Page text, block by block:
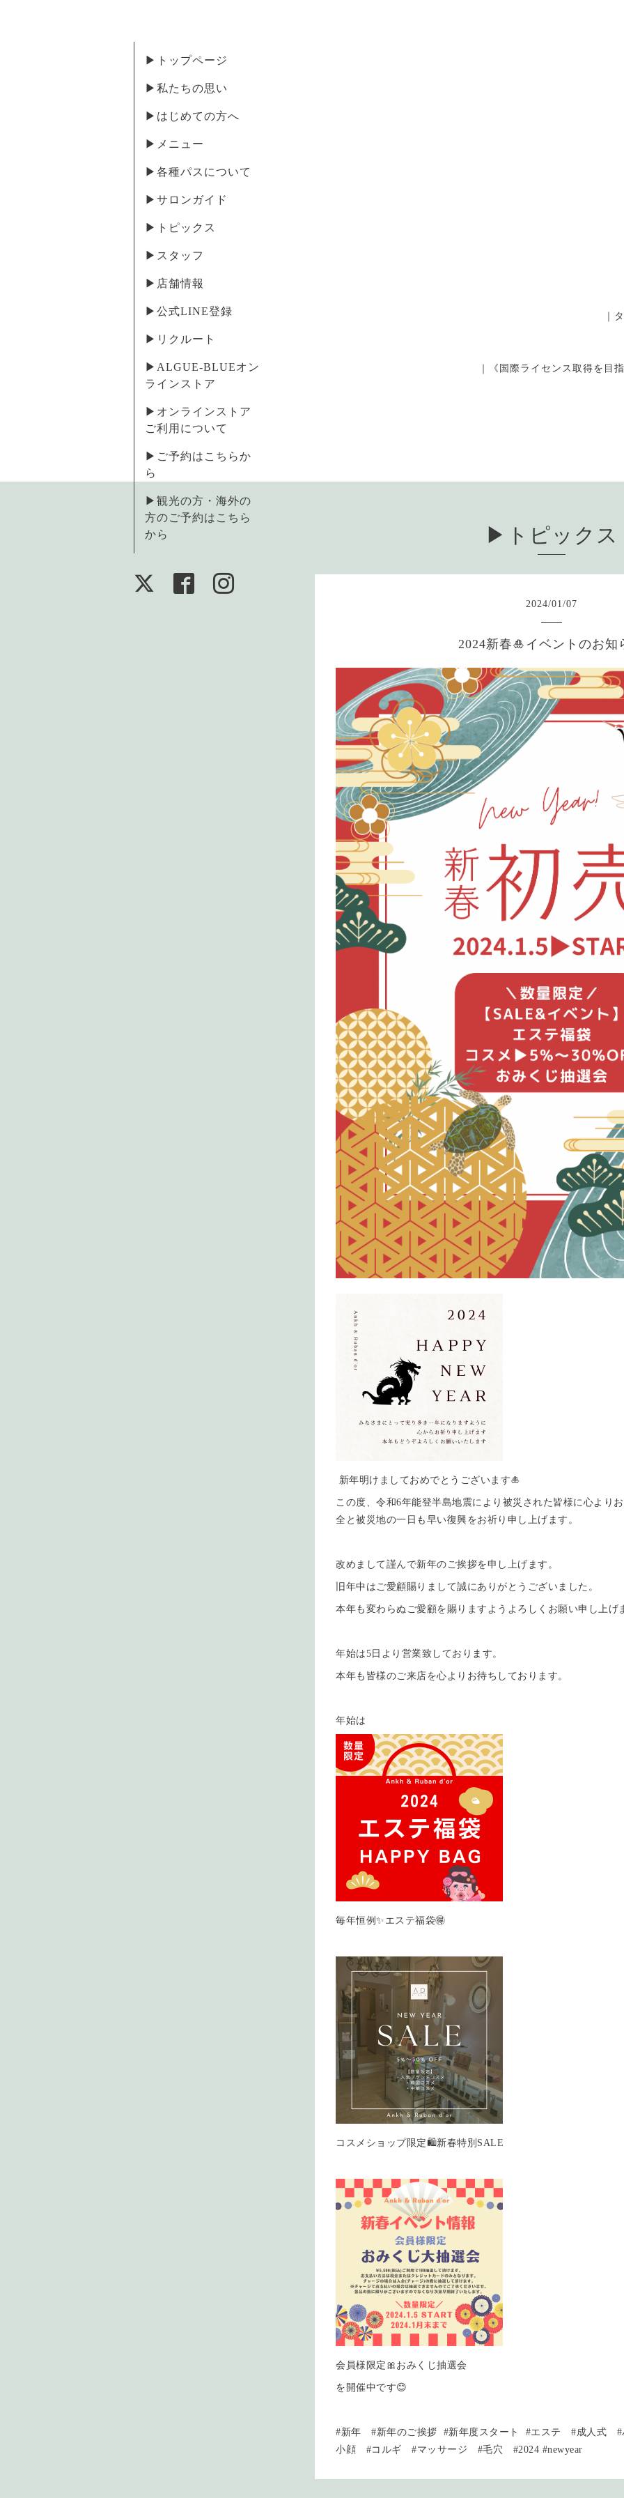
｜
｜《国際ライセンス取得を目
▶︎トップページ
▶︎私たちの思い
▶︎はじめての方へ
▶︎メニュー
▶︎各種パスについて
▶︎サロンガイド
▶︎トピックス
▶︎スタッフ
▶︎店舗情報
▶︎公式LINE登録
▶︎リクルート
▶︎ALGUE-BLUEオン
ラインストア
▶︎オンラインストア
ご利用について
▶︎ご予約はこちらか
ら
▶︎観光の方・海外の
方のご予約はこちら
から
▶︎トピックス
2024/01/07
2024新春🎍イベントのお知
新年明けましておめでとうございます🎍
この度、令和6年能登半島地震により被災された皆様に心より
全と被災地の一日も早い復興をお祈り申し上げます。
改めまして謹んで新年のご挨拶を申し上げます。
旧年中はご愛顧賜りまして誠にありがとうございました。
本年も変わらぬご愛顧を賜りますようよろしくお願い申し上げ
年始は5日より営業致しております。
本年も皆様のご来店を心よりお待ちしております。
年始は
毎年恒例✨エステ福袋🉐
コスメショップ限定🛍️新春特別SALE
会員様限定🎀おみくじ抽選会
を開催中です😊
#新年 #新年のご挨拶 #新年度スタート #エステ #成人式
小顔 #コルギ #マッサージ #毛穴 #2024 #newyear